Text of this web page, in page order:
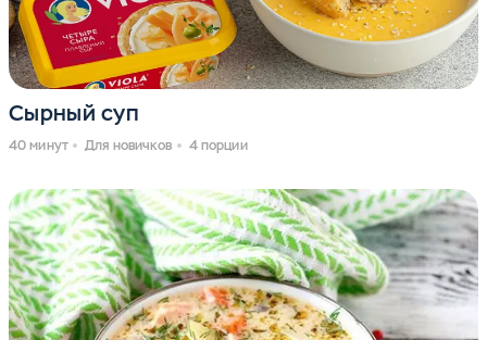
Сырный суп
40 минут Для новичков 4 порции